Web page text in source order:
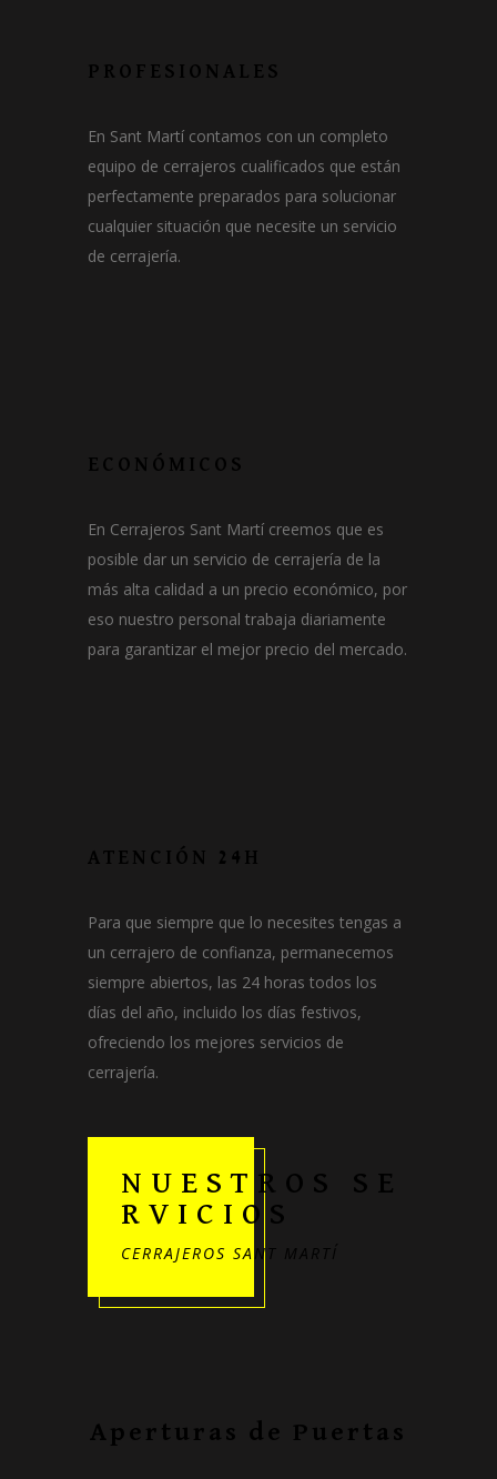
PROFESIONALES
En Sant Martí contamos con un completo
equipo de cerrajeros cualificados que están
perfectamente preparados para solucionar
cualquier situación que necesite un servicio
de cerrajería.
ECONÓMICOS
En Cerrajeros Sant Martí creemos que es
posible dar un servicio de cerrajería de la
más alta calidad a un precio económico, por
eso nuestro personal trabaja diariamente
para garantizar el mejor precio del mercado.
ATENCIÓN 24H
Para que siempre que lo necesites tengas a
un cerrajero de confianza, permanecemos
siempre abiertos, las 24 horas todos los
días del año, incluido los días festivos,
ofreciendo los mejores servicios de
cerrajería.
NUESTROS SE
RVICIOS
CERRAJEROS SANT MARTÍ
Aperturas de Puertas